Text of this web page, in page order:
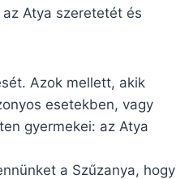
Atya szeretetét és
Azok mellett, akik
esetekben, vagy
gyermekei: az Atya
a Szűzanya, hogy